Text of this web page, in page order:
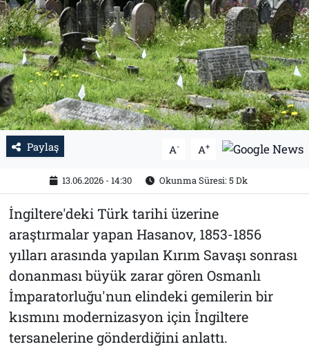
Paylaş A- A+
13.06.2026 - 14:30 Okunma Süresi: 5 Dk
İngiltere'deki Türk tarihi üzerine
araştırmalar yapan Hasanov, 1853-1856
yılları arasında yapılan Kırım Savaşı sonrası
donanması büyük zarar gören Osmanlı
İmparatorluğu'nun elindeki gemilerin bir
kısmını modernizasyon için İngiltere
tersanelerine gönderdiğini anlattı.